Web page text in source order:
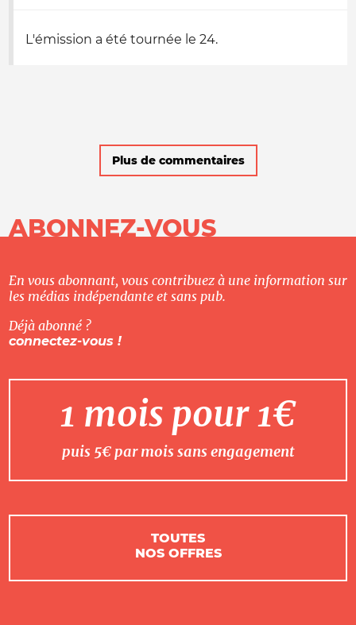
L'émission a été tournée le 24.
Plus de commentaires
ABONNEZ-VOUS
En vous abonnant, vous contribuez à une information sur
les médias indépendante et sans pub.
Déjà abonné ?
connectez-vous !
1 mois pour 1€
puis 5€ par mois sans engagement
TOUTES
NOS OFFRES